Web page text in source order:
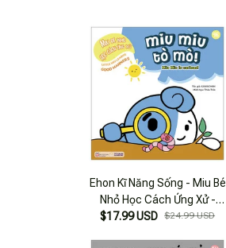
Ehon Kĩ Năng Sống - Miu Bé
Nhỏ Học Cách Ứng Xử -
Tập 46 - Miu Miu Tò Mò
$17.99 USD $24.99 USD